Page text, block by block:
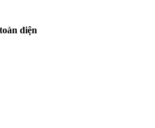
diện